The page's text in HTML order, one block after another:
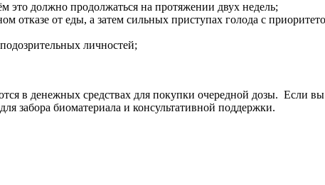
это должно продолжаться на протяжении двух недель;
отказе от еды, а затем сильных приступах голода с
личностей;
в денежных средствах для покупки очередной дозы. Если вы
забора биоматериала и консультативной поддержки.